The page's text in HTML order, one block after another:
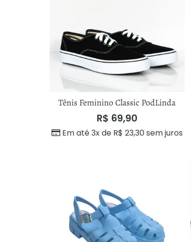
Tênis Feminino Classic PodLinda
R$ 69,90
Em até 3x de R$ 23,30sem juros